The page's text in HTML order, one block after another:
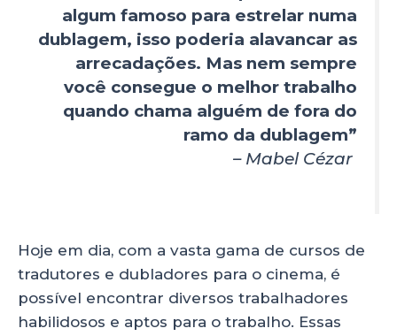
algum famoso para estrelar numa
dublagem, isso poderia alavancar as
arrecadações. Mas nem sempre
você consegue o melhor trabalho
quando chama alguém de fora do
ramo da dublagem”
– Mabel Cézar
Hoje em dia, com a vasta gama de cursos de
tradutores e dubladores para o cinema, é
possível encontrar diversos trabalhadores
habilidosos e aptos para o trabalho. Essas